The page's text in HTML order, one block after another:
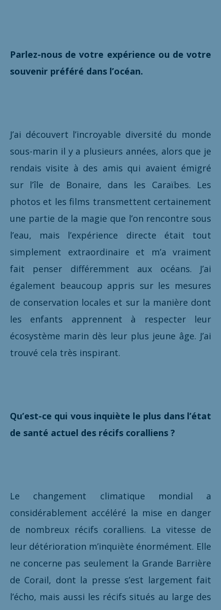
Parlez-nous de votre expérience ou de votre
souvenir préféré dans l’océan.
J’ai découvert l’incroyable diversité du monde
sous-marin il y a plusieurs années, alors que je
rendais visite à des amis qui avaient émigré
sur l’île de Bonaire, dans les Caraïbes. Les
photos et les films transmettent certainement
une partie de la magie que l’on rencontre sous
l’eau, mais l’expérience directe était tout
simplement extraordinaire et m’a vraiment
fait penser différemment aux océans. J’ai
également beaucoup appris sur les mesures
de conservation locales et sur la manière dont
les enfants apprennent à respecter leur
écosystème marin dès leur plus jeune âge. J’ai
trouvé cela très inspirant.
Qu’est-ce qui vous inquiète le plus dans l’état
de santé actuel des récifs coralliens ?
Le changement climatique mondial a
considérablement accéléré la mise en danger
de nombreux récifs coralliens. La vitesse de
leur détérioration m’inquiète énormément. Elle
ne concerne pas seulement la Grande Barrière
de Corail, dont la presse s’est largement fait
l’écho, mais aussi les récifs situés au large des